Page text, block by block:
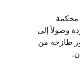
محكمة
وصولاً إلى
طازجة من